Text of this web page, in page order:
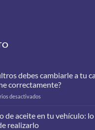
debes cambiarle a tu
correctamente?
desactivados
filtros
debes
de aceite en tu vehículo:
realizarlo